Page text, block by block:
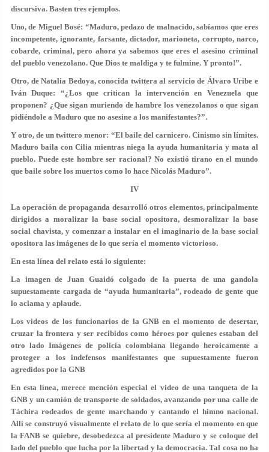
discursiva. Basten tres ejemplos.
Uno, de Miguel Bosé: “Maduro, pedazo de malnacido, sabíamos que eres
incompetente, ignorante, farsante, dictador, marioneta, corrupto, narco,
cobarde, criminal, pero ahora ya sabemos que eres el asesino criminal
del pueblo venezolano. Que Dios te maldiga y te fulmine. Y pronto!”.
Otro, de Natalia Bedoya, conocida twittera al servicio de Álvaro Uribe e
Iván Duque: “¿Los que critican la intervención en Venezuela que
proponen? ¿Que sigan muriendo de hambre los venezolanos o que sigan
pidiéndole a Maduro que no asesine a los manifestantes?”.
Y otro, de un twittero menor: “El baile del carnicero. Cinismo sin límites.
Maduro baila con Cilia mientras niega la ayuda humanitaria y mata al
pueblo. Puede este hombre ser racional? No existió tirano en el mundo
que baile sobre los muertos como lo hace Nicolás Maduro”.
IV
La operación de propaganda desarrolló otros elementos, principalmente
dirigidos a moralizar la base social opositora, desmoralizar la base
social chavista, y comenzar a instalar en el imaginario de la base social
opositora las imágenes de lo que sería el momento victorioso.
En esta línea del relato está lo siguiente:
La imagen de Juan Guaidó colgado de la puerta de una gandola
supuestamente cargada de “ayuda humanitaria”, rodeado de gente que
lo aclama y aplaude.
Los videos de los funcionarios de la GNB en el momento de desertar,
cruzar la frontera y ser recibidos como héroes por quienes estaban del
otro lado Imágenes de policía colombiana llegando heroicamente a
proteger a los indefensos manifestantes que supuestamente fueron
agredidos por la GNB
En esta línea, merece mención especial el video de una tanqueta de la
GNB y un camión de transporte de soldados, avanzando por una calle de
Táchira rodeados de gente marchando y cantando el himno nacional.
Allí se construyó visualmente el relato de lo que sería el momento en que
la FANB se quiebre, desobedezca al presidente Maduro y se coloque del
lado del pueblo que lucha por la libertad y la democracia. Tal cosa no ha